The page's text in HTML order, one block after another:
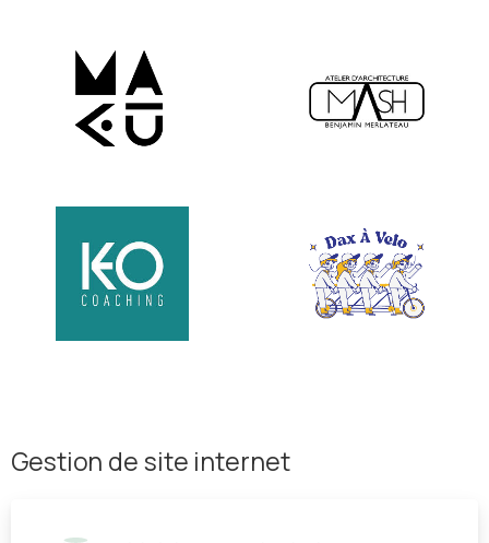
Gestion de site internet